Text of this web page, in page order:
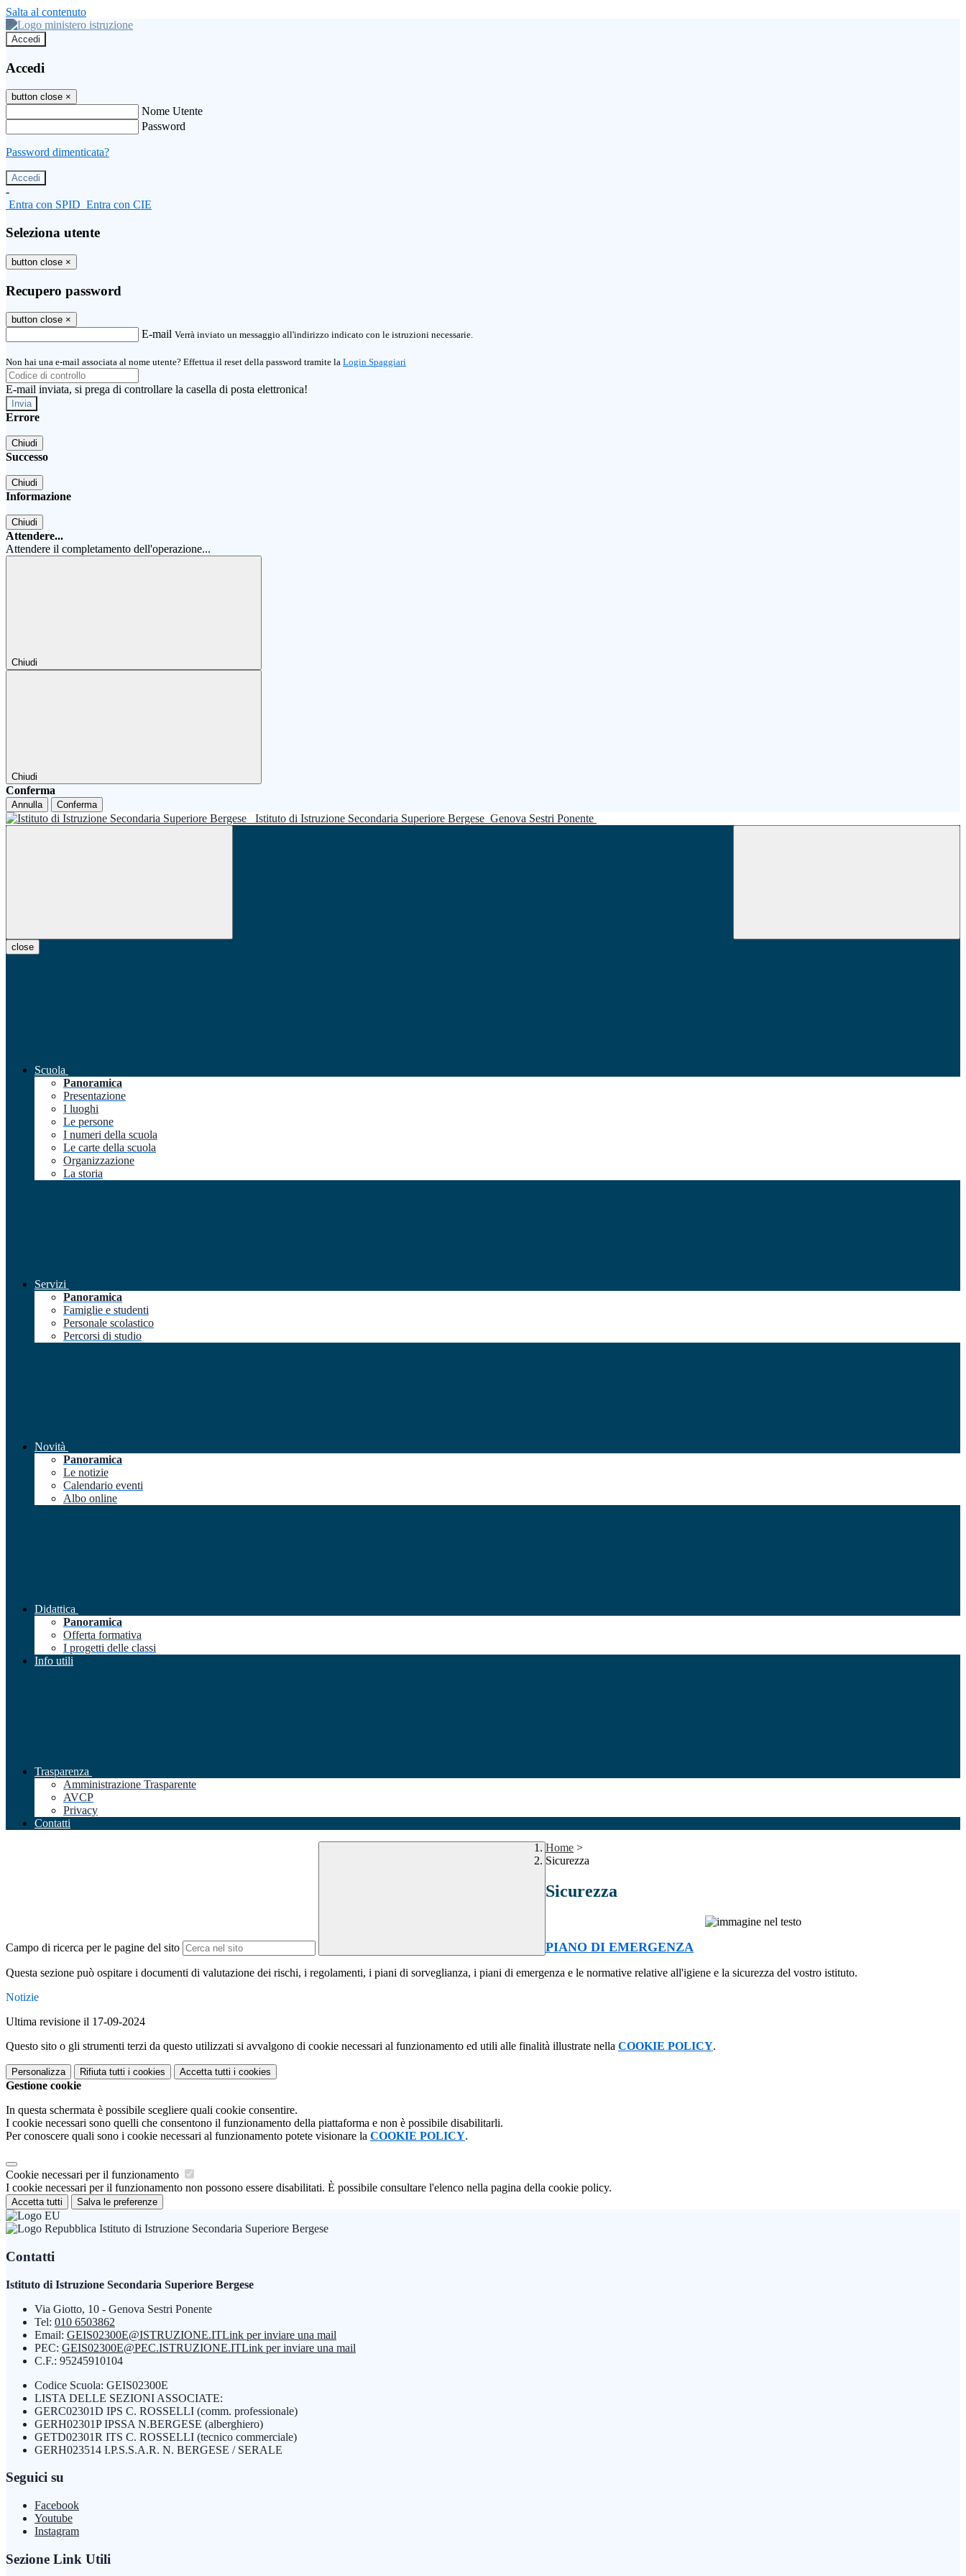
Salta al contenuto
Accedi
Accedi
button close ×
Nome Utente
Password
Password dimenticata?
-
Entra con SPID Entra con CIE
Seleziona utente
button close ×
Recupero password
button close ×
E-mail Verrà inviato un messaggio all'indirizzo indicato con le istruzioni necessarie.
Non hai una e-mail associata al nome utente? Effettua il reset della password tramite la Login Spaggiari
E-mail inviata, si prega di controllare la casella di posta elettronica!
Errore
Chiudi
Successo
Chiudi
Informazione
Chiudi
Attendere...
Attendere il completamento dell'operazione...
Chiudi
Chiudi
Conferma
Annulla Conferma
Istituto di Istruzione Secondaria Superiore Bergese Genova Sestri Ponente
close
Scuola
Panoramica
Presentazione
I luoghi
Le persone
I numeri della scuola
Le carte della scuola
Organizzazione
La storia
Servizi
Panoramica
Famiglie e studenti
Personale scolastico
Percorsi di studio
Novità
Panoramica
Le notizie
Calendario eventi
Albo online
Didattica
Panoramica
Offerta formativa
I progetti delle classi
Info utili
Trasparenza
Amministrazione Trasparente
AVCP
Privacy
Contatti
Campo di ricerca per le pagine del sito
Home >
Sicurezza
Sicurezza
PIANO DI EMERGENZA
Questa sezione può ospitare i documenti di valutazione dei rischi, i regolamenti, i piani di sorveglianza, i piani di emergenza e le normative relative all'igiene e la sicurezza del vostro istituto.
Notizie
Ultima revisione il 17-09-2024
Questo sito o gli strumenti terzi da questo utilizzati si avvalgono di cookie necessari al funzionamento ed utili alle finalità illustrate nella COOKIE POLICY.
Personalizza Rifiuta tutti i cookies Accetta tutti i cookies
Gestione cookie
In questa schermata è possibile scegliere quali cookie consentire.
I cookie necessari sono quelli che consentono il funzionamento della piattaforma e non è possibile disabilitarli.
Per conoscere quali sono i cookie necessari al funzionamento potete visionare la COOKIE POLICY.
Cookie necessari per il funzionamento
I cookie necessari per il funzionamento non possono essere disabilitati. È possibile consultare l'elenco nella pagina della cookie policy.
Accetta tutti Salva le preferenze
Istituto di Istruzione Secondaria Superiore Bergese
Contatti
Istituto di Istruzione Secondaria Superiore Bergese
Via Giotto, 10 - Genova Sestri Ponente
Tel: 010 6503862
Email: GEIS02300E@ISTRUZIONE.ITLink per inviare una mail
PEC: GEIS02300E@PEC.ISTRUZIONE.ITLink per inviare una mail
C.F.: 95245910104
Codice Scuola: GEIS02300E
LISTA DELLE SEZIONI ASSOCIATE:
GERC02301D IPS C. ROSSELLI (comm. professionale)
GERH02301P IPSSA N.BERGESE (alberghiero)
GETD02301R ITS C. ROSSELLI (tecnico commerciale)
GERH023514 I.P.S.S.A.R. N. BERGESE / SERALE
Seguici su
Facebook
Youtube
Instagram
Sezione Link Utili